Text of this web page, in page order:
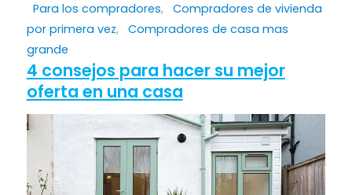
Para los compradores, Compradores de vivienda
por primera vez, Compradores de casa mas
grande
4 consejos para hacer su mejor
oferta en una casa